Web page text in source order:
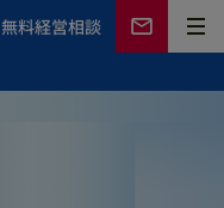
無料経営相談